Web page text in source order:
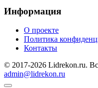
Информация
О проекте
Политика
Контакты
© 2017-2026 Lidrekon.ru.
admin@lidrekon.ru